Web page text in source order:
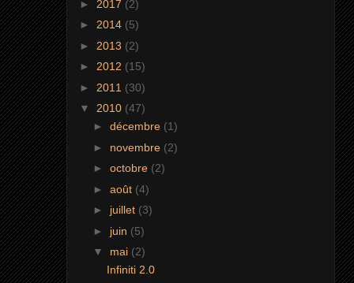
► 2017 (2)
► 2014 (5)
► 2013 (2)
► 2012 (15)
► 2011 (30)
▼ 2010 (47)
► décembre (1)
► novembre (2)
► octobre (2)
► août (4)
► juillet (3)
► juin (5)
▼ mai (2)
Infiniti 2.0